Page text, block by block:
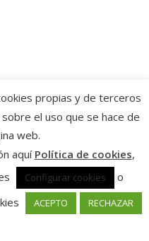
propias y de terceros
el uso que se hace de
web.
aquí Política de cookies,
Configurar cookies
o
ACEPTO RECHAZAR